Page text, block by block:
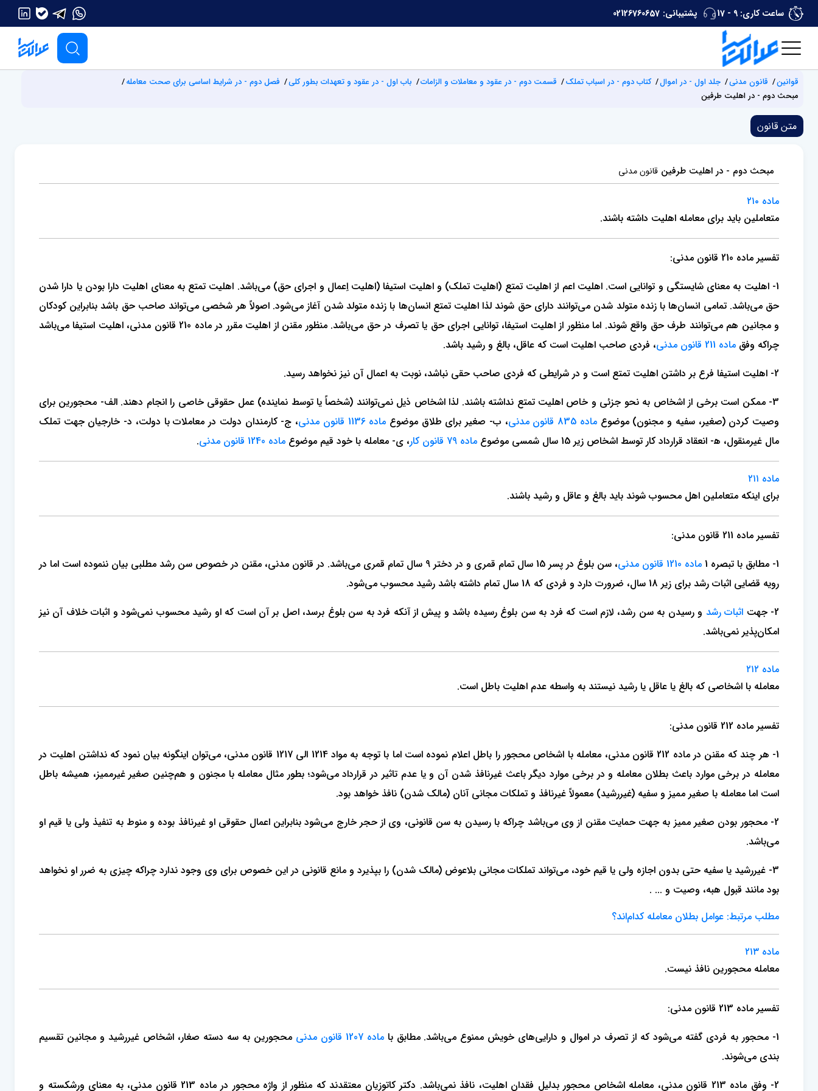
ساعت کاری: 9 - 17 پشتیبانی: 02126760657
قوانین قانون مدنی جلد اول - در اموال کتاب دوم - در اسباب تملک قسمت دوم - در عقود و معاملات و الزامات باب اول - در عقود و تعهدات بطور کلی
فصل دوم - در شرایط اساسی برای صحت معامله
مبحث دوم - در اهلیت طرفین
متن قانون
مبحث دوم - در اهلیت طرفین قانون مدنی
ماده ۲۱۰
متعاملین باید برای معامله اهلیت داشته باشند.
تفسیر ماده 210 قانون مدنی:
1- اهلیت به معنای شایستگی و توانایی است. اهلیت اعم از اهلیت تمتع (اهلیت تملک) و اهلیت استیفا (اهلیت اِعمال و اجرای حق) می‌باشد. اهلیت تمتع به معنای اهلیت دارا بودن یا دارا شدن
حق می‌باشد. تمامی انسان‌ها با زنده متولد شدن می‌توانند دارای حق شوند لذا اهلیت تمتع انسان‌ها با زنده متولد شدن آغاز می‌شود. اصولاً هر شخصی می‌تواند صاحب حق باشد بنابراین کودکان
و مجانین هم می‌توانند طرف حق واقع شوند. اما منظور از اهلیت استیفا، توانایی اجرای حق یا تصرف در حق می‌باشد. منظور مقنن از اهلیت مقرر در ماده 210 قانون مدنی، اهلیت استیفا می‌باشد
چراکه وفق ماده 211 قانون مدنی
، فردی صاحب اهلیت است که عاقل، بالغ و رشید باشد.
2- اهلیت استیفا فرع بر داشتن اهلیت تمتع است و در شرایطی که فردی صاحب حقی نباشد، نوبت به اعمال آن نیز نخواهد رسید.
3- ممکن است برخی از اشخاص به نحو جزئی و خاص اهلیت تمتع نداشته باشند. لذا اشخاص ذیل نمی‌توانند (شخصاً یا توسط نماینده) عمل حقوقی خاصی را انجام دهند. الف- محجورین برای
وصیت کردن (صغیر، سفیه و مجنون) موضوعماده 835 قانون مدنی ، ب- صغیر برای طلاق موضوع ماده 1136 قانون مدنی
، ج- کارمندان دولت در معاملات با دولت، د- خارجیان جهت تملک
مال غیرمنقول، ه‍- انعقاد قرارداد کار توسط اشخاص زیر 15 سال شمسی موضوع
ماده 79 قانون کار ، ی- معامله با خود قیم موضوع ماده 1240 قانون مدنی .
ماده ۲۱۱
برای اینکه متعاملین اهل محسوب شوند باید بالغ و عاقل و رشید باشند.
تفسیر ماده 211 قانون مدنی:
1- مطابق با تبصره 1
ماده 1210 قانون مدنی
، سن بلوغ در پسر 15 سال تمام قمری و در دختر 9 سال تمام قمری می‌باشد. در قانون مدنی، مقنن در خصوص سن رشد مطلبی بیان ننموده است اما در
رویه قضایی اثبات رشد برای زیر 18 سال، ضرورت دارد و فردی که 18 سال تمام داشته باشد رشید محسوب می‌شود.
2- جهت
اثبات رشد و رسیدن به سن رشد، لازم است که فرد به سن بلوغ رسیده باشد و پیش از آنکه فرد به سن بلوغ برسد، اصل بر آن است که او رشید محسوب نمی‌شود و اثبات خلاف آن نیز
امکان‌پذیر نمی‌باشد.
ماده ۲۱۲
معامله با اشخاصی که بالغ یا عاقل یا رشید نیستند به واسطه عدم اهلیت باطل است.
تفسیر ماده 212 قانون مدنی:
1- هر چند که مقنن در ماده 212 قانون مدنی، معامله با اشخاص محجور را باطل اعلام نموده است اما با توجه به مواد 1214 الی 1217 قانون مدنی، می‌توان اینگونه بیان نمود که نداشتن اهلیت در
معامله در برخی موارد باعث بطلان معامله و در برخی موارد دیگر باعث غیرنافذ شدن آن و یا عدم تاثیر در قرارداد می‌شود؛ بطور مثال معامله با مجنون و هم‌چنین صغیر غیرممیز، همیشه باطل
است اما معامله با صغیر ممیز و سفیه (غیررشید) معمولاً غیرنافذ و تملکات مجانی آنان (مالک شدن) نافذ خواهد بود.
2- محجور بودن صغیر ممیز به جهت حمایت مقنن از وی می‌باشد چراکه با رسیدن به سن قانونی، وی از حجر خارج می‌شود بنابراین اعمال حقوقی او غیرنافذ بوده و منوط به تنفیذ ولی یا قیم او
می‌باشد.
3- غیررشید یا سفیه حتی بدون اجازه ولی یا قیم خود، می‌تواند تملکات مجانی بلاعوض (مالک شدن) را بپذیرد و مانع قانونی در این خصوص برای وی وجود ندارد چراکه چیزی به ضرر او نخواهد
بود مانند قبول هبه، وصیت و ... .
مطلب مرتبط: عوامل بطلان معامله کدام‌اند؟
ماده ۲۱۳
معامله محجورین نافذ نیست.
تفسیر ماده 213 قانون مدنی:
1- محجور به فردی گفته می‌شود که از تصرف در اموال و دارایی‌های خویش ممنوع می‌باشد. مطابق با
ماده 1207 قانون مدنی
محجورین به سه دسته صغار، اشخاص غیررشید و مجانین تقسیم
بندی می‌شوند.
2- وفق ماده 213 قانون مدنی، معامله اشخاص محجور بدلیل فقدان اهلیت، نافذ نمی‌باشد. دکتر کاتوزیان معتقدند که منظور از واژه محجور در ماده 213 قانون مدنی، به معنای ورشکسته و